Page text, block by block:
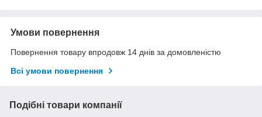
Умови повернення
Повернення товару впродовж 14 днів за домовленістю
Всі умови повернення
Подібні товари компанії